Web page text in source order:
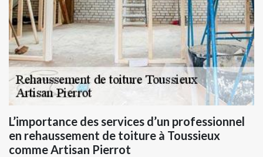
L’importance des services d’un professionnel
en rehaussement de toiture à Toussieux
comme Artisan Pierrot